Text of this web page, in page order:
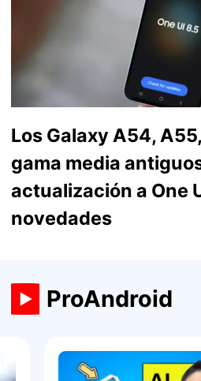
Los Galaxy A54,
gama media
actualización a One
novedades
ProAndroid